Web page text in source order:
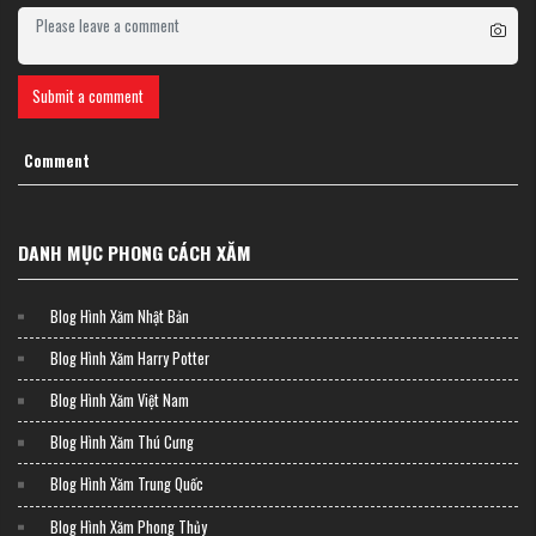
Các yếu tố ảnh hưởng đến thời gian
Kích thước và độ phức tạp của hình xăm: Những mảnh lớn hơn có
thể cần được bảo vệ lâu hơn
Vị trí cơ thể: Những khu vực thường xuyên di chuyển hoặc ma sát
cần phải hết sức cẩn thận
Tốc độ chữa lành của bạn: Tốc độ chữa lành của mỗi cá nhân khác
nhau tùy theo độ tuổi, sức khỏe và lối sống
Kỹ thuật và kinh nghiệm của nghệ sĩ:Các nghệ sĩ khác nhau có thể
có các quy trình chăm sóc sau khác nhau
Loại băng bó: Lớp phủ chống thấm truyền thống và hiện đại có thời
hạn sử dụng khác nhau
Submit a comment
Comment
DANH MỤC PHONG CÁCH XĂM
Blog Hình Xăm Nhật Bản
Blog Hình Xăm Harry Potter
Blog Hình Xăm Việt Nam
Blog Hình Xăm Thú Cưng
Blog Hình Xăm Trung Quốc
Blog Hình Xăm Phong Thủy